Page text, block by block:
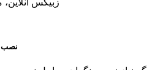
زبیکس
نصب و